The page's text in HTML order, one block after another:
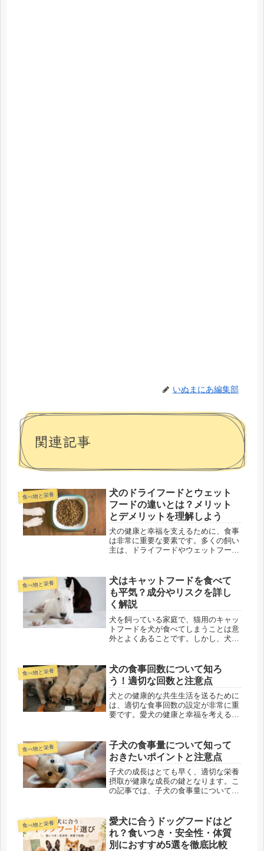
いぬまにあ編集部
関連記事
食べ物と栄養
犬のドライフードとウェット
フードの違いとは？メリット
とデメリットを理解しよう
犬の健康と幸福を支えるために、食事
は非常に重要な要素です。多くの飼い
主は、ドライフードやウェットフード
ライフードとウェットフードの違い、
それぞれのメリットとデメリットにつ
い...
食べ物と栄養
犬はキャットフードを食べて
も平気？成分やリスクを詳し
く解説
犬を飼っている家庭で、猫用のキャッ
トフードを犬が食べてしまうことは意
外とよくあることです。しかし、犬に
で少量を食べてしまう分には大きな問
題はありませんが、長期間与えると健
康...
食べ物と栄養
犬の食事回数について知ろ
う！適切な回数と注意点
犬との健康的な共生生活を送るために
は、適切な食事回数の設定が非常に重
要です。愛犬の健康と幸福を考える上
の食事回数について詳しく探求し、愛
犬の健康管理に役立つ情報をお届けし
ま...
食べ物と栄養
子犬の食事量について知って
おきたいポイントと注意点
子犬の成長はとても早く、適切な栄養
摂取が健康な成長の鍵となります。こ
の記事では、子犬の食事量について知
し、健康的な食生活を提供するための
情報をご紹介します。子犬の成長段階
と...
食べ物と栄養
愛犬に合うドッグフードはど
れ？食いつき・安全性・体質
別におすすめ5選を徹底比較